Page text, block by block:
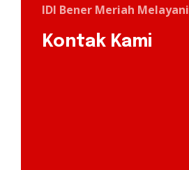
IDI Bener Meriah Melayani
Kontak Kami